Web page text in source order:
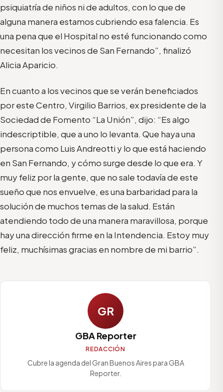
psiquiatría de niños ni de adultos, con lo que de
alguna manera estamos cubriendo esa falencia. Es
una pena que el Hospital no esté funcionando como
necesitan los vecinos de San Fernando”, finalizó
Alicia Aparicio.
En cuanto a los vecinos que se verán beneficiados
por este Centro, Virgilio Barrios, ex presidente de la
Sociedad de Fomento “La Unión”, dijo: “Es algo
indescriptible, que a uno lo levanta. Que haya una
persona como Luis Andreotti y lo que está haciendo
en San Fernando, y cómo surge desde lo que era. Y
muy feliz por la gente, que no sale todavía de este
sueño que nos envuelve, es una barbaridad para la
solución de muchos temas de la salud. Están
atendiendo todo de una manera maravillosa, porque
hay una dirección firme en la Intendencia. Estoy muy
feliz, muchísimas gracias en nombre de mi barrio”.
GR
GBA Reporter
REDACCIÓN
Cubre la agenda del Gran Buenos Aires para GBA
Reporter.